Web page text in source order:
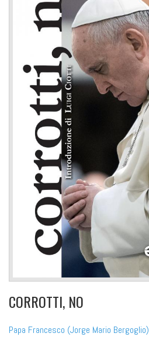
CORROTTI, NO
Papa Francesco (Jorge Mario Bergoglio)